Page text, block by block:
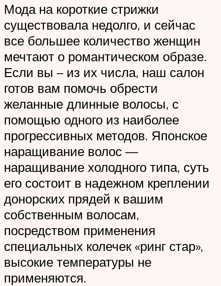
Мода на короткие стрижки
существовала недолго, и сейчас
все большее количество женщин
мечтают о романтическом образе.
Если вы – из их числа, наш салон
готов вам помочь обрести
желанные длинные волосы, с
помощью одного из наиболее
прогрессивных методов. Японское
наращивание волос —
наращивание холодного типа, суть
его состоит в надежном креплении
донорских прядей к вашим
собственным волосам,
посредством применения
специальных колечек «ринг стар»,
высокие температуры не
применяются.